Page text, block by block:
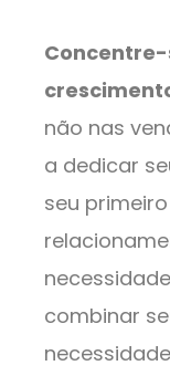
não nas
a dedicar
seu
combinar